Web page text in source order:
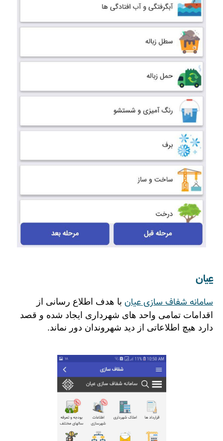
عیان
سامانه شفاف سازی عیان با هدف اطلاع رسانی از
اقدامات تمامی واحد های شهرداری ایجاد شده و قصد
دارد هیچ اطلاعاتی از دید شهروندان دور نماند.